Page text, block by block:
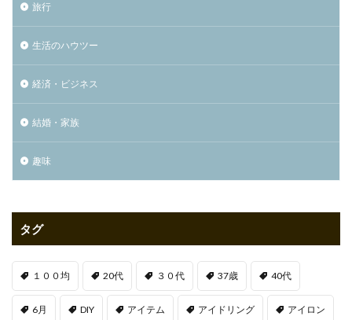
旅行
生活のハウツー
経済・ビジネス
結婚・家族
趣味
タグ
１００均 20代 ３０代 37歳 40代
6月 DIY アイテム アイドリング アイロン